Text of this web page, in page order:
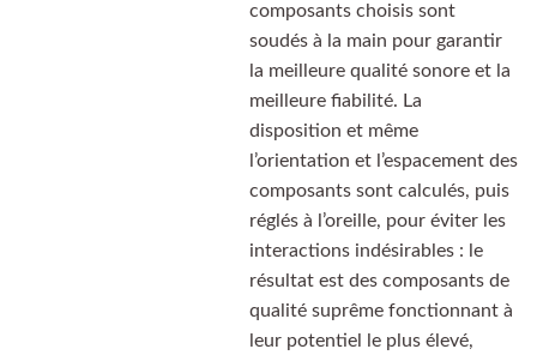
composants choisis sont
soudés à la main pour garantir
la meilleure qualité sonore et la
meilleure fiabilité. La
disposition et même
l’orientation et l’espacement des
composants sont calculés, puis
réglés à l’oreille, pour éviter les
interactions indésirables : le
résultat est des composants de
qualité suprême fonctionnant à
leur potentiel le plus élevé,